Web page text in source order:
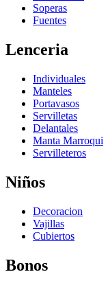
Soperas
Fuentes
Lenceria
Individuales
Manteles
Portavasos
Servilletas
Delantales
Manta Marroqui
Servilleteros
Niños
Decoracion
Vajillas
Cubiertos
Bonos